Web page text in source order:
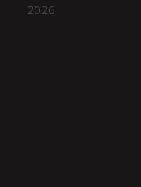
2026